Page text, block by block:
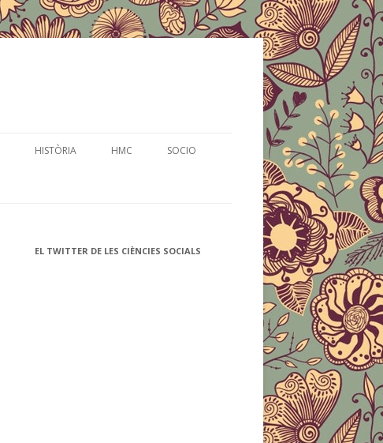
HISTÒRIA HMC SOCIO
EL TWITTER DE LES CIÈNCIES SOCIALS